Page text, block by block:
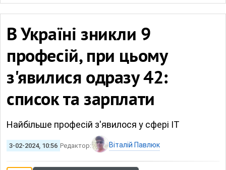
В Україні зникли 9
професій, при цьому
з'явилися одразу 42:
список та зарплати
Найбільше професій з'явилося у сфері IT
3-02-2024, 10:56 Редактор: Віталій Павлюк